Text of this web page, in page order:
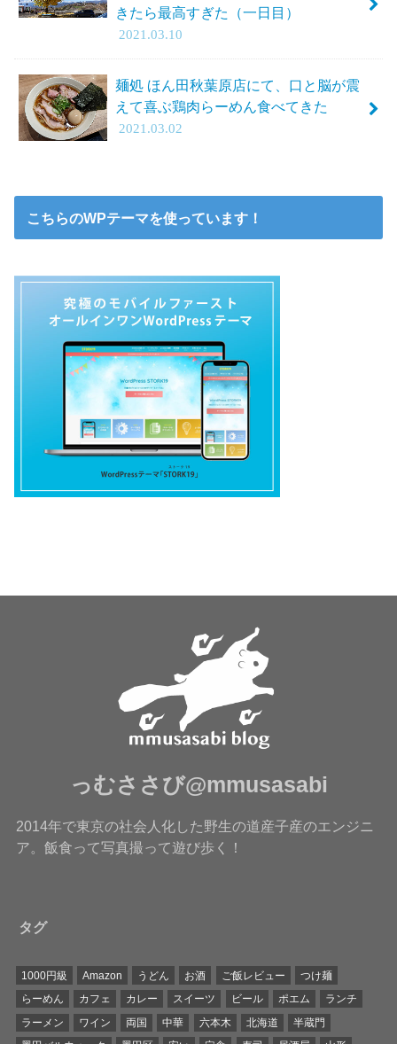
きたら最高すぎた（一日目）
2021.03.10
麺処 ほん田秋葉原店にて、口と脳が震
えて喜ぶ鶏肉らーめん食べてきた
2021.03.02
こちらのWPテーマを使っています！
っむささび@mmusasabi
2014年で東京の社会人化した野生の道産子産のエンジニ
ア。飯食って写真撮って遊び歩く！
タグ
1000円級 Amazon うどん お酒 ご飯レビュー
つけ麺
らーめん
カフェ カレー スイーツ ビール ポエム
ランチ
ラーメン
ワイン 両国 中華 六本木 北海道
半蔵門